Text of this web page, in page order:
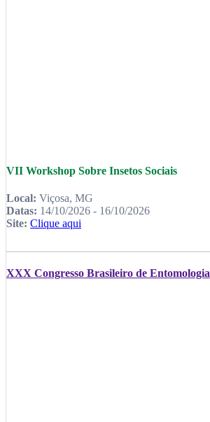
VII Workshop Sobre Insetos Sociais
Local: Viçosa, MG
Datas: 14/10/2026 - 16/10/2026
Site: Clique aqui
XXX Congresso Brasileiro de Entomologia